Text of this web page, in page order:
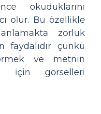
okuduklarını
olur. Bu özellikle
zorluk
faydalıdır çünkü
ve metnin
için görselleri